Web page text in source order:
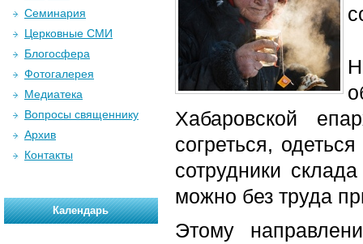
Хабаровской
согреться,
сотрудники
можно без труда
Этому
Семинария
Церковные СМИ
Блогосфера
Фотогалерея
Медиатека
Вопросы священнику
Архив
Контакты
Календарь